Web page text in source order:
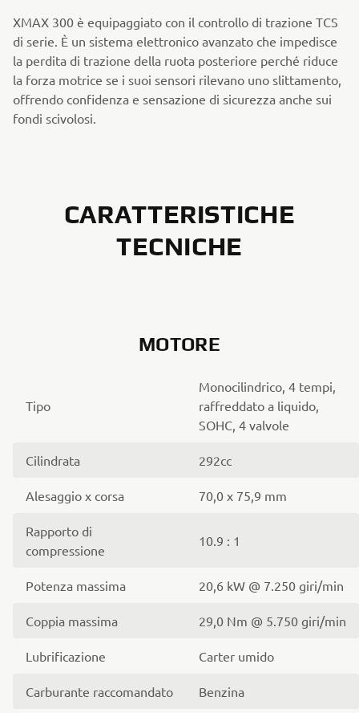
XMAX 300 è equipaggiato con il controllo di trazione TCS
di serie. È un sistema elettronico avanzato che impedisce
la perdita di trazione della ruota posteriore perché riduce
la forza motrice se i suoi sensori rilevano uno slittamento,
offrendo confidenza e sensazione di sicurezza anche sui
fondi scivolosi.
CARATTERISTICHE
TECNICHE
MOTORE
Tipo
Monocilindrico, 4 tempi,
raffreddato a liquido,
SOHC, 4 valvole
Cilindrata 292cc
Alesaggio x corsa 70,0 x 75,9 mm
Rapporto di
compressione
10.9 : 1
Potenza massima 20,6 kW @ 7.250 giri/min
Coppia massima 29,0 Nm @ 5.750 giri/min
Lubrificazione Carter umido
Carburante raccomandato Benzina